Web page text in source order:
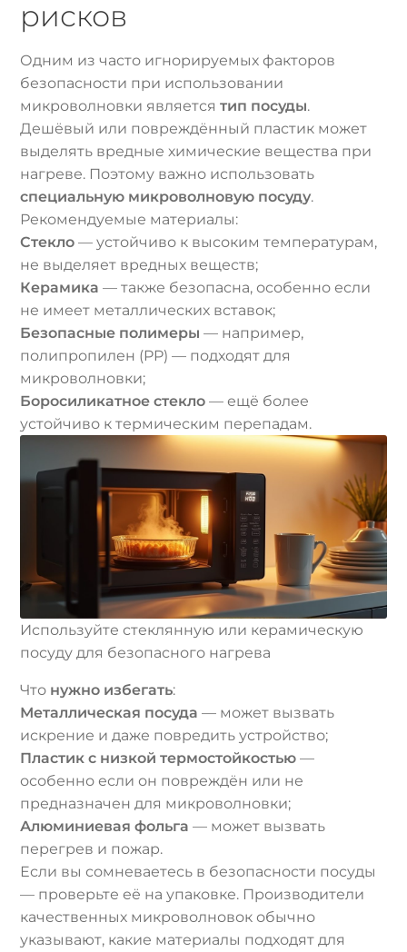
рисков
Одним из часто игнорируемых факторов
безопасности при использовании
микроволновки являетсятип посуды.
Дешёвый или повреждённый пластик может
выделять вредные химические вещества при
нагреве. Поэтому важно использовать
специальную микроволновую посуду.
Рекомендуемые материалы:
Стекло — устойчиво к высоким температурам,
не выделяет вредных веществ;
Керамика — также безопасна, особенно если
не имеет металлических вставок;
Безопасные полимеры — например,
полипропилен (PP) — подходят для
микроволновки;
Боросиликатное стекло — ещё более
устойчиво к термическим перепадам.
Используйте стеклянную или керамическую
посуду для безопасного нагрева
Что нужно избегать:
Металлическая посуда — может вызвать
искрение и даже повредить устройство;
Пластик с низкой термостойкостью —
особенно если он повреждён или не
предназначен для микроволновки;
Алюминиевая фольга — может вызвать
перегрев и пожар.
Если вы сомневаетесь в безопасности посуды
— проверьте её на упаковке. Производители
качественных микроволновок обычно
указывают, какие материалы подходят для